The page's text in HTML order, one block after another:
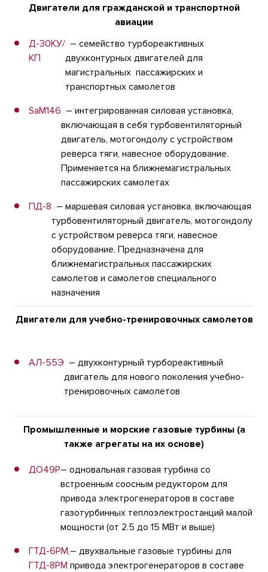
Двигатели для гражданской и транспортной
авиации
Д-30КУ/
КП
– семейство турбореактивных
двухконтурных двигателей для
магистральных пассажирских и
транспортных самолетов
SaM146 – интегрированная силовая установка,
включающая в себя турбовентиляторный
двигатель, мотогондолу с устройством
реверса тяги, навесное оборудование.
Применяется на ближнемагистральных
пассажирских самолетах
ПД-8 – маршевая силовая установка, включающая
турбовентиляторный двигатель, мотогондолу
с устройством реверса тяги, навесное
оборудование. Предназначена для
ближнемагистральных пассажирских
самолетов и самолетов специального
назначения
Двигатели для учебно-тренировочных самолетов
АЛ-55Э – двухконтурный турбореактивный
двигатель для нового поколения учебно-
тренировочных самолетов
Промышленные и морские газовые турбины (а
также агрегаты на их основе)
ДО49Р– одновальная газовая турбина со
встроенным соосным редуктором для
привода электрогенераторов в составе
газотурбинных теплоэлектростанций малой
мощности (от 2.5 до 15 МВт и выше)
ГТД-6РМ,
ГТД-8РМ
– двухвальные газовые турбины для
привода электрогенераторов в составе